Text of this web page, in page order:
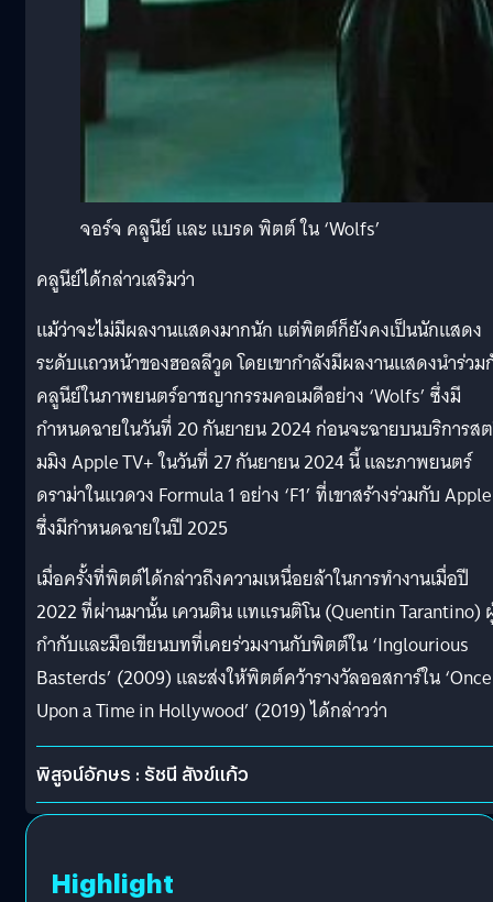
จอร์จ คลูนีย์ และ แบรด พิตต์ ใน ‘Wolfs’
คลูนีย์ได้กล่าวเสริมว่า
แม้ว่าจะไม่มีผลงานแสดงมากนัก แต่พิตต์ก็ยังคงเป็นนักแสดง
ระดับแถวหน้าของฮอลลีวูด โดยเขากำลังมีผลงานแสดงนำร่วม
คลูนีย์ในภาพยนตร์อาชญากรรมคอเมดีอย่าง ‘Wolfs’ ซึ่งมี
กำหนดฉายในวันที่ 20 กันยายน 2024 ก่อนจะฉายบนบริการส
มมิง Apple TV+ ในวันที่ 27 กันยายน 2024 นี้ และภาพยนตร์
ดราม่าในแวดวง Formula 1 อย่าง ‘F1’ ที่เขาสร้างร่วมกับ Apple
ซึ่งมีกำหนดฉายในปี 2025
เมื่อครั้งที่พิตต์ได้กล่าวถึงความเหนื่อยล้าในการทำงานเมื่อปี
2022 ที่ผ่านมานั้น เควนติน แทแรนติโน (Quentin Tarantino)
กำกับและมือเขียนบทที่เคยร่วมงานกับพิตต์ใน ‘Inglourious
Basterds’ (2009) และส่งให้พิตต์คว้ารางวัลออสการ์ใน ‘Once
Upon a Time in Hollywood’ (2019) ได้กล่าวว่า
พิสูจน์อักษร : รัชนี สังข์แก้ว
Highlight